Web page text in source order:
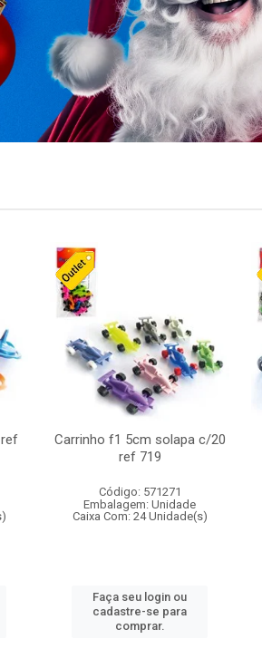
Carrinho f1 5cm solapa c/20
ref 719
Código: 571271
Embalagem: Unidade
Caixa Com: 24 Unidade(s)
Faça seu login ou
cadastre-se para
comprar.